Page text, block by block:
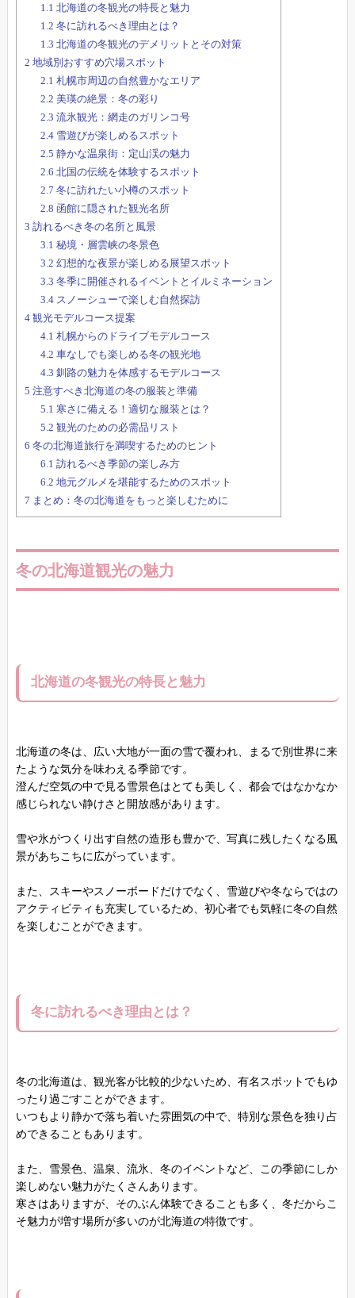
1.1 北海道の冬観光の特長と魅力
1.2 冬に訪れるべき理由とは？
1.3 北海道の冬観光のデメリットとその対策
2 地域別おすすめ穴場スポット
2.1 札幌市周辺の自然豊かなエリア
2.2 美瑛の絶景：冬の彩り
2.3 流氷観光：網走のガリンコ号
2.4雪遊びが楽しめるスポット
2.5 静かな温泉街：定山渓の魅力
2.6 北国の伝統を体験するスポット
2.7 冬に訪れたい小樽のスポット
2.8 函館に隠された観光名所
3 訪れるべき冬の名所と風景
3.1 秘境・層雲峡の冬景色
3.2 幻想的な夜景が楽しめる展望スポット
3.3 冬季に開催されるイベントとイルミネーション
3.4スノーシューで楽しむ自然探訪
4観光モデルコース提案
4.1 札幌からのドライブモデルコース
4.2 車なしでも楽しめる冬の観光地
4.3 釧路の魅力を体感するモデルコース
5 注意すべき北海道の冬の服装と準備
5.1 寒さに備える！適切な服装とは？
5.2 観光のための必需品リスト
6 冬の北海道旅行を満喫するためのヒント
6.1 訪れるべき季節の楽しみ方
6.2 地元グルメを堪能するためのスポット
7 まとめ：冬の北海道をもっと楽しむために
冬の北海道観光の魅力
北海道の冬観光の特長と魅力
北海道の冬は、広い大地が一面の雪で覆われ、まるで別世界に来
たような気分を味わえる季節です。
澄んだ空気の中で見る雪景色はとても美しく、都会ではなかなか
感じられない静けさと開放感があります。
雪や氷がつくり出す自然の造形も豊かで、写真に残したくなる風
景があちこちに広がっています。
また、スキーやスノーボードだけでなく、雪遊びや冬ならではの
アクティビティも充実しているため、初心者でも気軽に冬の自然
を楽しむことができます。
冬に訪れるべき理由とは？
冬の北海道は、観光客が比較的少ないため、有名スポットでもゆ
ったり過ごすことができます。
いつもより静かで落ち着いた雰囲気の中で、特別な景色を独り占
めできることもあります。
また、雪景色、温泉、流氷、冬のイベントなど、この季節にしか
楽しめない魅力がたくさんあります。
寒さはありますが、そのぶん体験できることも多く、冬だからこ
そ魅力が増す場所が多いのが北海道の特徴です。